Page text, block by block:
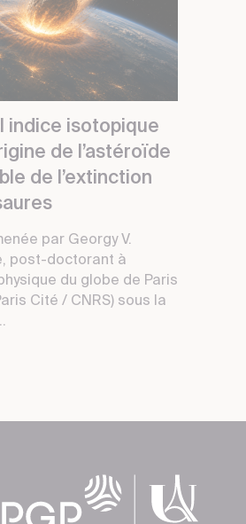
indice isotopique
de l’astéroïde
de l’extinction
par Georgy V.
post-doctorant à
du globe de Paris
Cité / CNRS) sous la